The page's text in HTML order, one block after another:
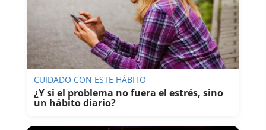
CUIDADO CON ESTE HÁBITO
¿Y si el problema no fuera el estrés, sino
un hábito diario?